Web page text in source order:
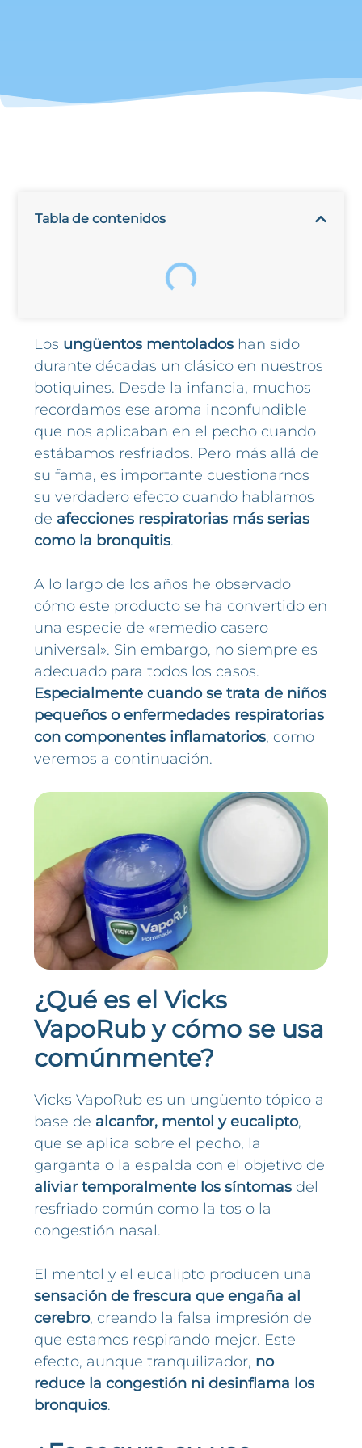
Tabla de contenidos
Los ungüentos mentolados han sido
durante décadas un clásico en nuestros
botiquines. Desde la infancia, muchos
recordamos ese aroma inconfundible
que nos aplicaban en el pecho cuando
estábamos resfriados. Pero más allá de
su fama, es importante cuestionarnos
su verdadero efecto cuando hablamos
de afecciones respiratorias más serias
como la bronquitis.
A lo largo de los años he observado
cómo este producto se ha convertido en
una especie de «remedio casero
universal». Sin embargo, no siempre es
adecuado para todos los casos.
Especialmente cuando se trata de niños
pequeños o enfermedades respiratorias
con componentes inflamatorios, como
veremos a continuación.
¿Qué es el Vicks
VapoRub y cómo se usa
comúnmente?
Vicks VapoRub es un ungüento tópico a
base de alcanfor, mentol y eucalipto,
que se aplica sobre el pecho, la
garganta o la espalda con el objetivo de
aliviar temporalmente los síntomas del
resfriado común como la tos o la
congestión nasal.
El mentol y el eucalipto producen una
sensación de frescura que engaña al
cerebro, creando la falsa impresión de
que estamos respirando mejor. Este
efecto, aunque tranquilizador, no
reduce la congestión ni desinflama los
bronquios.